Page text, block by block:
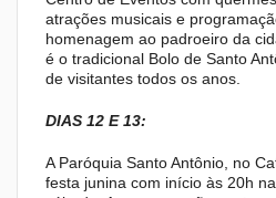
atrações musicais e
homenagem ao padroeiro da
é o tradicional Bolo de Santo
de visitantes todos os anos.
DIAS 12 E 13:
A Paróquia Santo Antônio, no
festa junina com início às 20h